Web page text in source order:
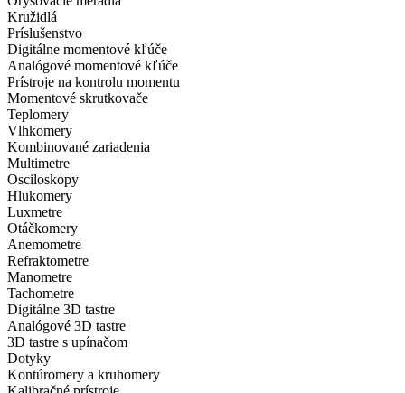
Kružidlá
Príslušenstvo
Digitálne momentové kľúče
Analógové momentové kľúče
Prístroje na kontrolu momentu
Momentové skrutkovače
Teplomery
Vlhkomery
Kombinované zariadenia
Multimetre
Osciloskopy
Hlukomery
Luxmetre
Otáčkomery
Anemometre
Refraktometre
Manometre
Tachometre
Digitálne 3D tastre
Analógové 3D tastre
3D tastre s upínačom
Dotyky
Kontúromery a kruhomery